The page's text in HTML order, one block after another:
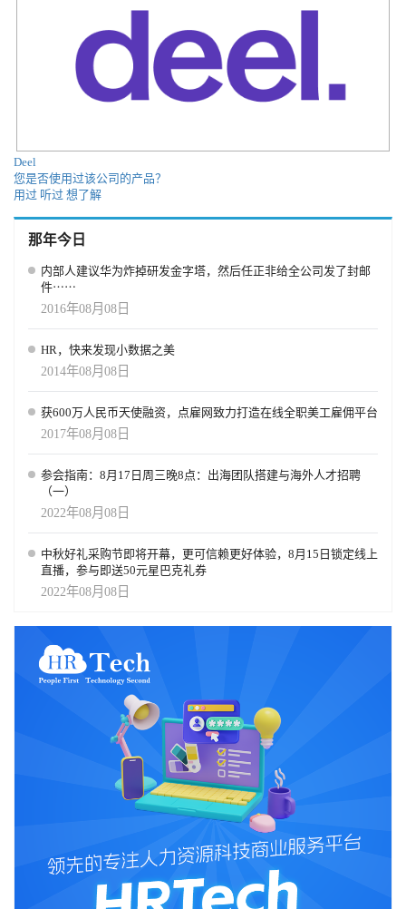
Deel
您是否使用过该公司的产品？
用过 听过 想了解
那年今日
内部人建议华为炸掉研发金字塔，然后任正非给全公司发了封邮
件⋯⋯
2016年08月08日
HR，快来发现小数据之美
2014年08月08日
获600万人民币天使融资，点雇网致力打造在线全职美工雇佣平台
2017年08月08日
参会指南：8月17日周三晚8点：出海团队搭建与海外人才招聘
（一）
2022年08月08日
中秋好礼采购节即将开幕，更可信赖更好体验，8月15日锁定线上
直播，参与即送50元星巴克礼券
2022年08月08日